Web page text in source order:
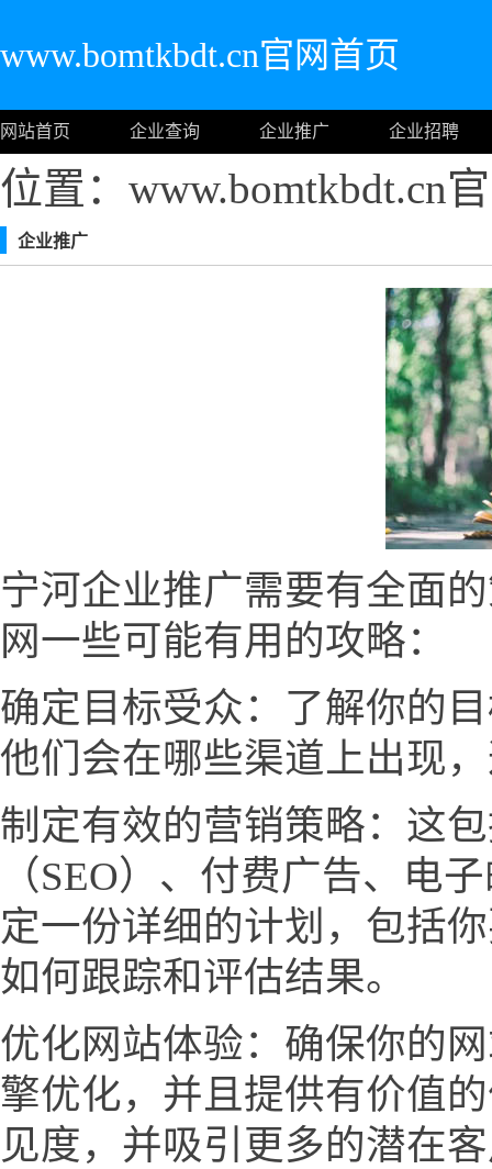
www.bomtkbdt.cn官网首页
网站首页 企业查询 企业推广 企业招聘
位置：www.bomtkbdt.cn
企业推广
宁河企业推广需要有全面
网一些可能有用的攻略：
确定目标受众：了解你的
他们会在哪些渠道上出现
制定有效的营销策略：这
（SEO）、付费广告、电
定一份详细的计划，包括
如何跟踪和评估结果。
优化网站体验：确保你的
擎优化，并且提供有价值
见度，并吸引更多的潜在